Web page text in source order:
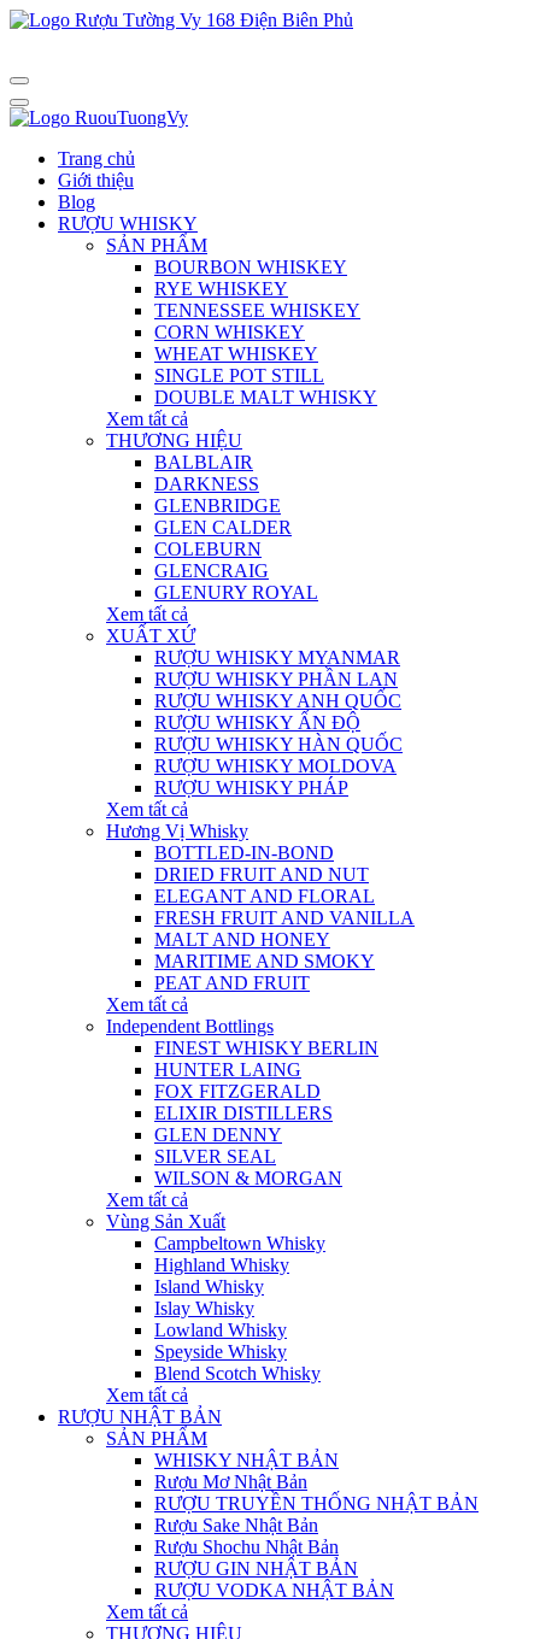
Trang chủ
Giới thiệu
Blog
RƯỢU WHISKY
SẢN PHẨM
BOURBON WHISKEY
RYE WHISKEY
TENNESSEE WHISKEY
CORN WHISKEY
WHEAT WHISKEY
SINGLE POT STILL
DOUBLE MALT WHISKY
Xem tất cả
THƯƠNG HIỆU
BALBLAIR
DARKNESS
GLENBRIDGE
GLEN CALDER
COLEBURN
GLENCRAIG
GLENURY ROYAL
Xem tất cả
XUẤT XỨ
RƯỢU WHISKY MYANMAR
RƯỢU WHISKY PHẦN LAN
RƯỢU WHISKY ANH QUỐC
RƯỢU WHISKY ẤN ĐỘ
RƯỢU WHISKY HÀN QUỐC
RƯỢU WHISKY MOLDOVA
RƯỢU WHISKY PHÁP
Xem tất cả
Hương Vị Whisky
BOTTLED-IN-BOND
DRIED FRUIT AND NUT
ELEGANT AND FLORAL
FRESH FRUIT AND VANILLA
MALT AND HONEY
MARITIME AND SMOKY
PEAT AND FRUIT
Xem tất cả
Independent Bottlings
FINEST WHISKY BERLIN
HUNTER LAING
FOX FITZGERALD
ELIXIR DISTILLERS
GLEN DENNY
SILVER SEAL
WILSON & MORGAN
Xem tất cả
Vùng Sản Xuất
Campbeltown Whisky
Highland Whisky
Island Whisky
Islay Whisky
Lowland Whisky
Speyside Whisky
Blend Scotch Whisky
Xem tất cả
RƯỢU NHẬT BẢN
SẢN PHẨM
WHISKY NHẬT BẢN
Rượu Mơ Nhật Bản
RƯỢU TRUYỀN THỐNG NHẬT BẢN
Rượu Sake Nhật Bản
Rượu Shochu Nhật Bản
RƯỢU GIN NHẬT BẢN
RƯỢU VODKA NHẬT BẢN
Xem tất cả
THƯƠNG HIỆU